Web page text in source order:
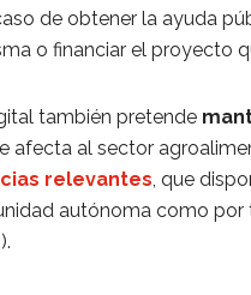
de obtener la ayuda
o financiar el proyecto
también pretende
afecta al sector
relevantes, que
autónoma como por